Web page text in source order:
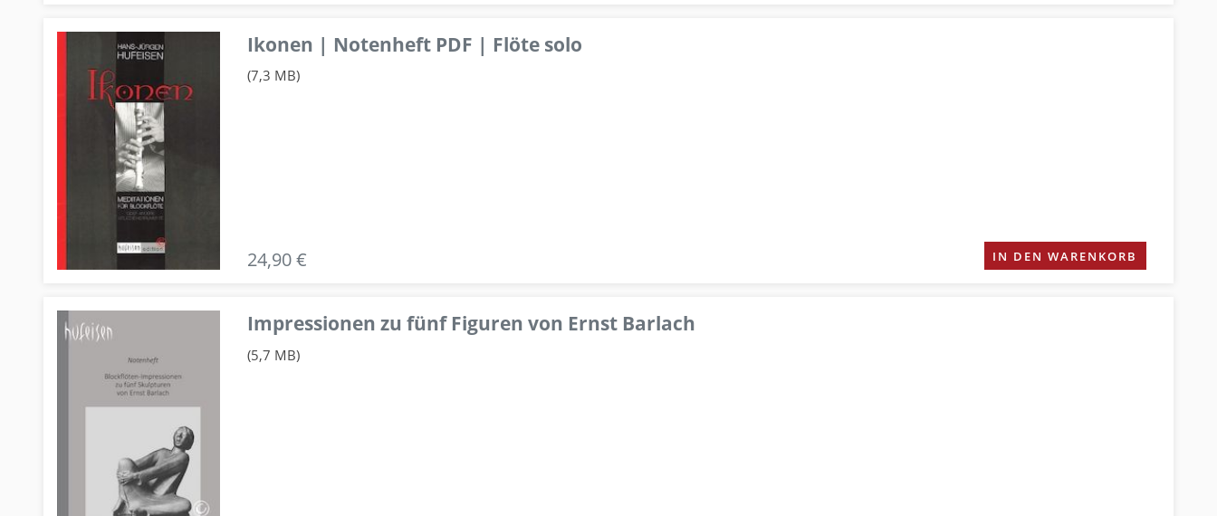
Ikonen | Notenheft PDF | Flöte solo
(7,3 MB)
24,90 € IN DEN WARENKORB
Impressionen zu fünf Figuren von Ernst Barlach
(5,7 MB)